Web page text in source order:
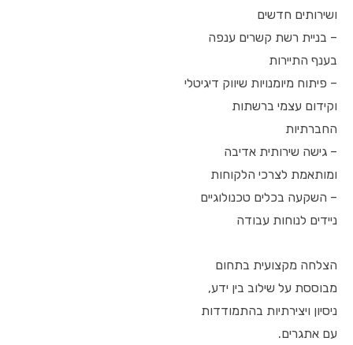
ושירותים חדשים
– בניית רשת קשרים ענפה
בענף התיירות
– פיתוח מיומנויות שיווק דיגיטלי
וקידום עצמי ברשתות
החברתיות
– גישה שירותית אדיבה
ומותאמת לצרכי הלקוחות
– השקעה בכלים טכנולוגיים
ניידים לנוחות עבודה
הצלחה מקצועית בתחום
מבוססת על שילוב בין ידע,
ניסיון ויצירתיות בהתמודדות
עם אתגרים.